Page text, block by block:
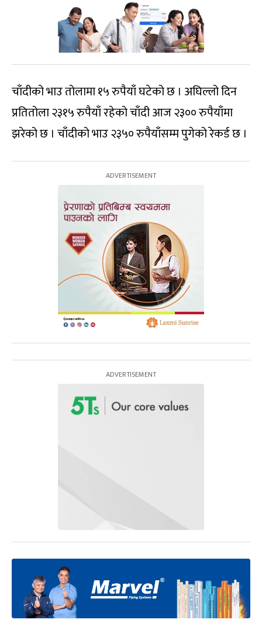
चाँदीको भाउ तोलामा १५ रुपैयाँ घटेको छ । अघिल्लो दिन
प्रतितोला २३१५ रुपैयाँ रहेको चाँदी आज २३०० रुपैयाँमा
झरेको छ । चाँदीको भाउ २३५० रुपैयाँसम्म पुगेको रेकर्ड छ ।